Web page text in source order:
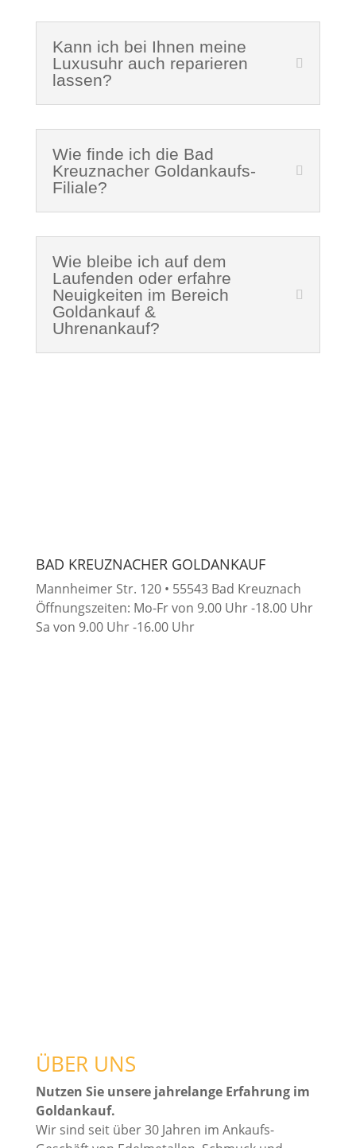
Kann ich bei Ihnen meine
Luxusuhr auch reparieren
lassen?
Wie finde ich die Bad
Kreuznacher Goldankaufs-
Filiale?
Wie bleibe ich auf dem
Laufenden oder erfahre
Neuigkeiten im Bereich
Goldankauf &
Uhrenankauf?
BAD KREUZNACHER GOLDANKAUF
Mannheimer Str. 120 • 55543 Bad Kreuznach
Öffnungszeiten: Mo-Fr von 9.00 Uhr -18.00 Uhr
Sa von 9.00 Uhr -16.00 Uhr
ÜBER UNS
Nutzen Sie unsere jahrelange Erfahrung im
Goldankauf.
Wir sind seit über 30 Jahren im Ankaufs-